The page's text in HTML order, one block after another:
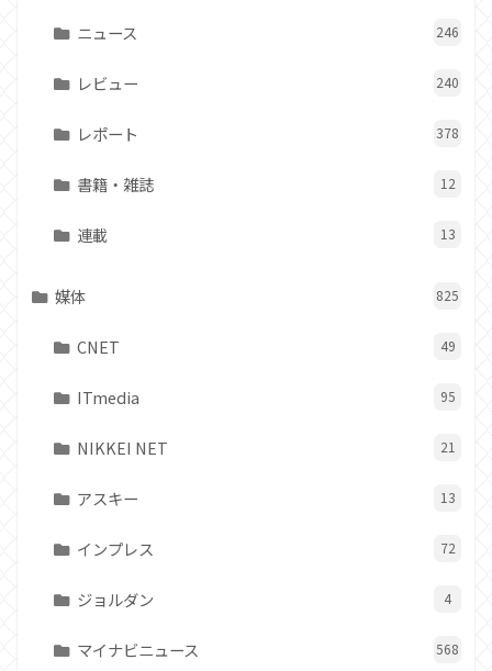
ニュース 246
レビュー 240
レポート 378
書籍・雑誌 12
連載 13
媒体 825
CNET 49
ITmedia 95
NIKKEI NET 21
アスキー 13
インプレス 72
ジョルダン 4
マイナビニュース 568